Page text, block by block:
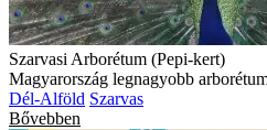
Szarvasi Arborétum (Pepi-kert)
Magyarország legnagyobb
Dél-Alföld Szarvas
Bővebben